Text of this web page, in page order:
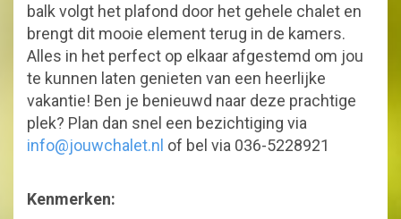
balk volgt het plafond door het gehele chalet en
brengt dit mooie element terug in de kamers.
Alles in het perfect op elkaar afgestemd om jou
te kunnen laten genieten van een heerlijke
vakantie! Ben je benieuwd naar deze prachtige
plek? Plan dan snel een bezichtiging via
info@jouwchalet.nl of bel via 036-5228921
Kenmerken: